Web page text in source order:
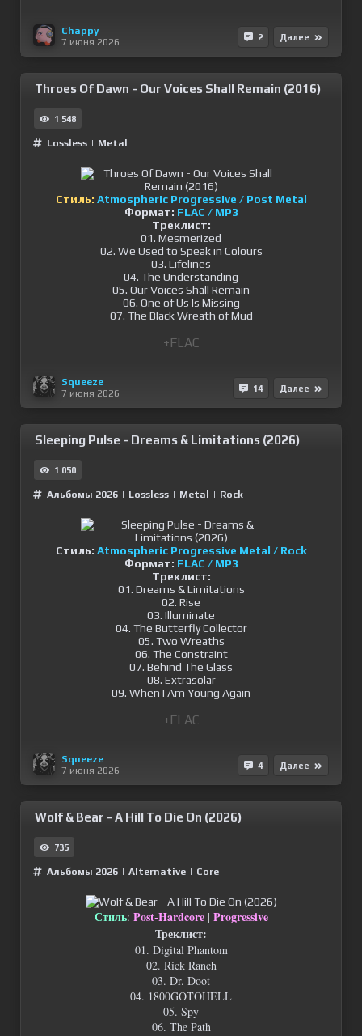
Chappy
7 июня 2026
2 Далее
Throes Of Dawn - Our Voices Shall Remain (2016)
1 548
Lossless | Metal
Стиль: Atmospheric Progressive / Post Metal
Формат: FLAC / MP3
Треклист:
01. Mesmerized
02. We Used to Speak in Colours
03. Lifelines
04. The Understanding
05. Our Voices Shall Remain
06. One of Us Is Missing
07. The Black Wreath of Mud
+FLAC
Squeeze
7 июня 2026
14 Далее
Sleeping Pulse - Dreams & Limitations (2026)
1 050
Альбомы 2026 | Lossless | Metal | Rock
Стиль: Atmospheric Progressive Metal / Rock
Формат: FLAC / MP3
Треклист:
01. Dreams & Limitations
02. Rise
03. Illuminate
04. The Butterfly Collector
05. Two Wreaths
06. The Constraint
07. Behind The Glass
08. Extrasolar
09. When I Am Young Again
+FLAC
Squeeze
7 июня 2026
4 Далее
Wolf & Bear - A Hill To Die On (2026)
735
Альбомы 2026 | Alternative | Сore
Стиль: Post-Hardcore| Progressive
Треклист:
01. Digital Phantom
02. Rick Ranch
03. Dr. Doot
04. 1800GOTOHELL
05. Spy
06. The Path